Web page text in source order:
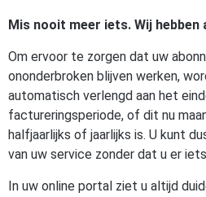
Mis nooit meer iets. Wij
Om ervoor te zorgen dat uw
ononderbroken blijven werken,
automatisch verlengd aan het
factureringsperiode, of dit nu
halfjaarlijks of jaarlijks is. U kunt
van uw service zonder dat u er
In uw online portal ziet u altijd